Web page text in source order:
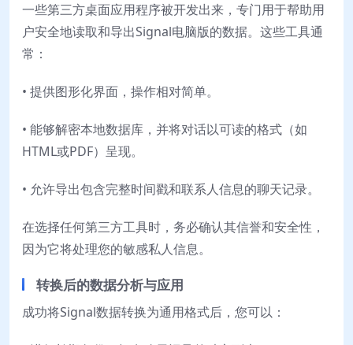
一些第三方桌面应用程序被开发出来，专门用于帮助用
户安全地读取和导出Signal电脑版的数据。这些工具通
常：
• 提供图形化界面，操作相对简单。
• 能够解密本地数据库，并将对话以可读的格式（如
HTML或PDF）呈现。
• 允许导出包含完整时间戳和联系人信息的聊天记录。
在选择任何第三方工具时，务必确认其信誉和安全性，
因为它将处理您的敏感私人信息。
转换后的数据分析与应用
成功将Signal数据转换为通用格式后，您可以：